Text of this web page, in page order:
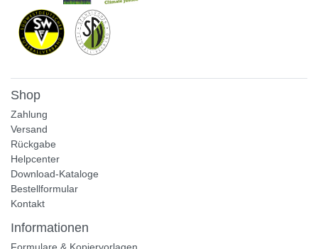
Shop
Zahlung
Versand
Rückgabe
Helpcenter
Download-Kataloge
Bestellformular
Kontakt
Informationen
Formulare & Kopiervorlagen